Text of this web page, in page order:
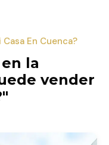
En Cuenca?
la
vender